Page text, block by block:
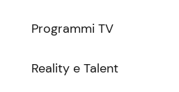
Programmi TV
Reality e Talent